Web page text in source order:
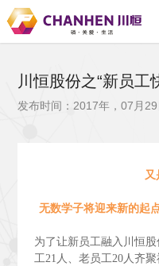
川恒股份之“新员工
发布时间：2017年，07月29
又
无数学子将迎来新的起
为了让新员工融入川恒
工21人、老员工20人齐